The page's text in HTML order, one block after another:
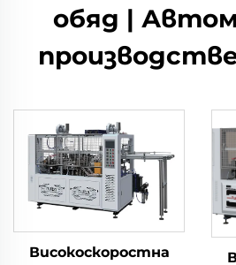
обяд |
Високоскоростна